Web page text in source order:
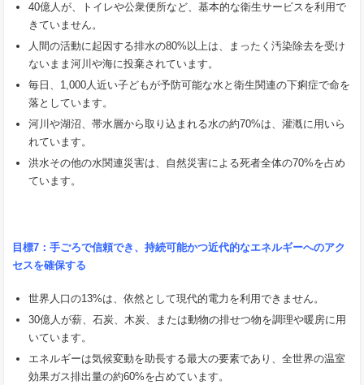
40億人が、トイレや公衆便所など、基本的な衛生サービスを利用で
きていません。
人間の活動に起因する排水の80%以上は、まったく汚染除去を受け
ないまま河川や海に投棄されています。
毎日、1,000人近い子どもが予防可能な水と衛生関連の下痢症で命を
落としています。
河川や湖沼、帯水層から取り込まれる水の約70%は、灌漑に用いら
れています。
洪水その他の水関連災害は、自然災害による死者全体の70%を占め
ています。
目標7 ：手ごろで信頼でき、持続可能かつ近代的なエネルギーへのアク
セスを確保する
世界人口の13%は、依然として現代的電力を利用できません。
30億人が薪、石炭、木炭、または動物の排せつ物を調理や暖房に用
いています。
エネルギーは気候変動を助長する最大の要素であり、全世界の温室
効果ガス排出量の約60%を占めています。